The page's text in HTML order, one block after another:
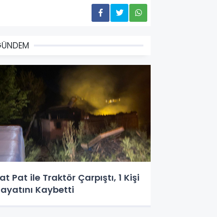
Pat ile Traktör Çarpıştı, 1 Kişi
Kaybetti